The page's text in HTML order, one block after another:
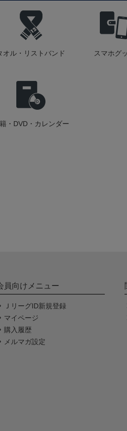
オル・リストバンド スマホグ
・DVD・カレンダー
員向けメニュー
ＪリーグID新規登録
マイページ
購入履歴
メルマガ設定